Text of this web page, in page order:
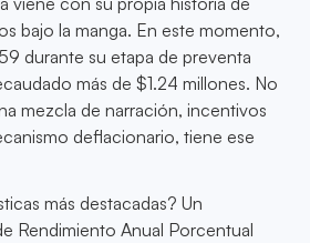
bajo la manga. En este momento,
durante su etapa de preventa
más de $1.24 millones. No
mezcla de narración, incentivos
deflacionario, tiene ese
más destacadas? Un
Rendimiento Anual Porcentual